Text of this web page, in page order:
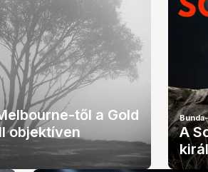
től a Gold
objektíven
A